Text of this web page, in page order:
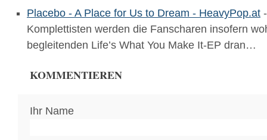
Placebo - A Place for Us to Dream - HeavyPop.at
Komplettisten werden die Fanscharen insofern
begleitenden Life’s What You Make It-EP dran…
KOMMENTIEREN
Ihr Name